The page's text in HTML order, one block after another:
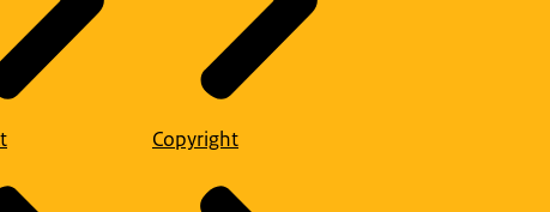
Copyright